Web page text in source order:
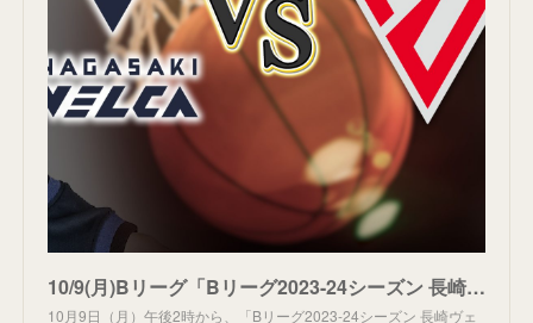
10/9(月)Bリーグ「Bリーグ2023-24シーズン 長崎ヴェルカvs千葉ジェッツ」を無料生中継！～馬場雄大・富樫勇樹 日本代表選手を抱える両チームが激突！～ | BSJapanext | BS無料
10月9日（月）午後2時から、「Bリーグ2023-24シーズン 長崎ヴェ